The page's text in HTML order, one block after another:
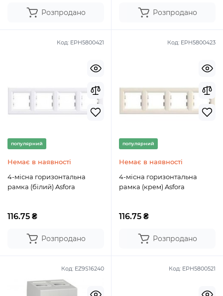
Розпродано Розпродано
Код: EPH5800421
популярний
Немає в наявності
4-місна горизонтальна
рамка (білий) Asfora
116.75 ₴
Розпродано
Код: EPH5800423
популярний
Немає в наявності
4-місна горизонтальна
рамка (крем) Asfora
116.75 ₴
Розпродано
Код: EZ9S16240 Код: EPH5800521